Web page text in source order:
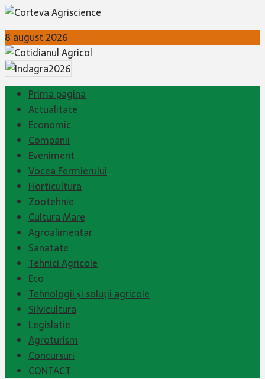
8 august 2026
Prima pagina
Actualitate
Economic
Companii
Eveniment
Vocea Fermierului
Horticultura
Zootehnie
Cultura Mare
Agroalimentar
Sanatate
Tehnici Agricole
Eco
Tehnologii şi soluţii agricole
Silvicultura
Legislatie
Agroturism
Concursuri
CONTACT